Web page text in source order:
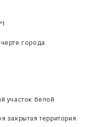
города
участок белой
закрытая территория.